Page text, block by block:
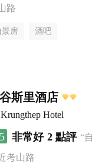
路
景房 酒吧
斯里酒店
Hotel
非常好 2 點評 “
考山路